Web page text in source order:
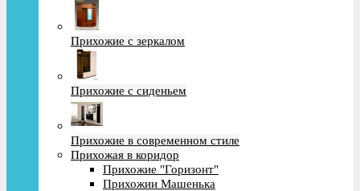
Прихожие с зеркалом
Прихожие с сиденьем
Прихожие в современном стиле
Прихожая в коридор
Прихожие "Горизонт"
Прихожии Машенька